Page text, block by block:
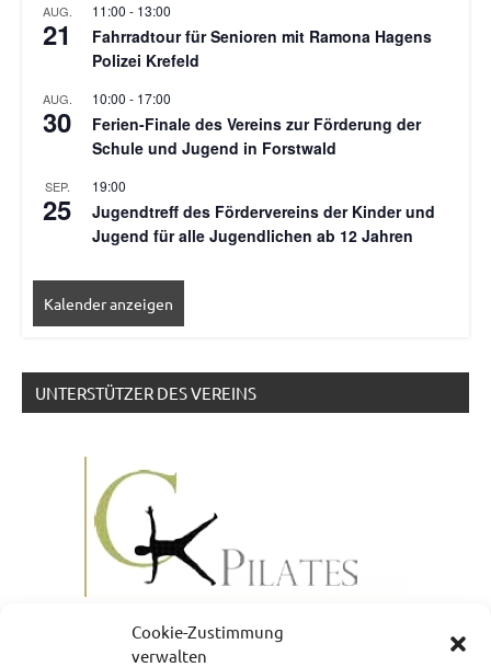
Cookie-Zustimmung
verwalten
AUG.
21
11:00 - 13:00
Fahrradtour für Senioren mit Ramona Hagens
Polizei Krefeld
AUG.
30
10:00 - 17:00
Ferien-Finale des Vereins zur Förderung der
Schule und Jugend in Forstwald
SEP.
25
19:00
Jugendtreff des Fördervereins der Kinder und
Jugend für alle Jugendlichen ab 12 Jahren
Kalender anzeigen
UNTERSTÜTZER DES VEREINS